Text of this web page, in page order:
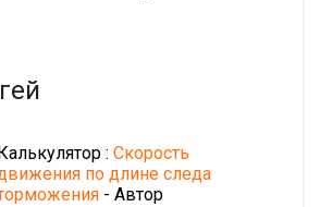
Калькулятор : Скорость
по длине следа
- Автор